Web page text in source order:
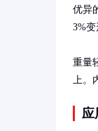
优异
3%变
重量
上。
应